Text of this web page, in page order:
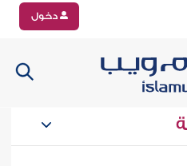
دخول